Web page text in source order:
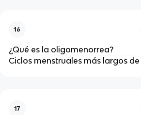
16
¿Qué es la oligomenorrea?
Ciclos menstruales más largos
17